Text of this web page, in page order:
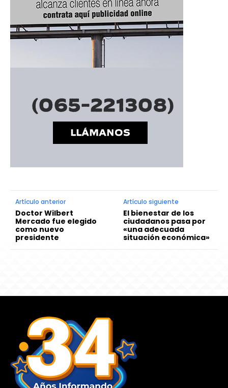
Artículo anterior
Doctor Wilbert
Mercado fue elegido
como nuevo
presidente
Artículo siguiente
El bienestar de los
ciudadanos pasa por
«una adecuada
situación económica»